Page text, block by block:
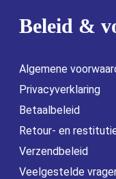
Beleid &
Algemene
Privacyverklaring
Betaalbeleid
Retour- en
Verzendbeleid
Veelgestelde